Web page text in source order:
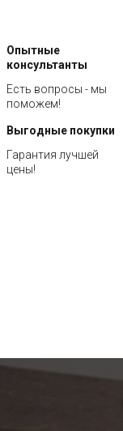
Опытные
консультанты
Есть вопросы - мы
поможем!
Выгодные покупки
Гарантия лучшей
цены!